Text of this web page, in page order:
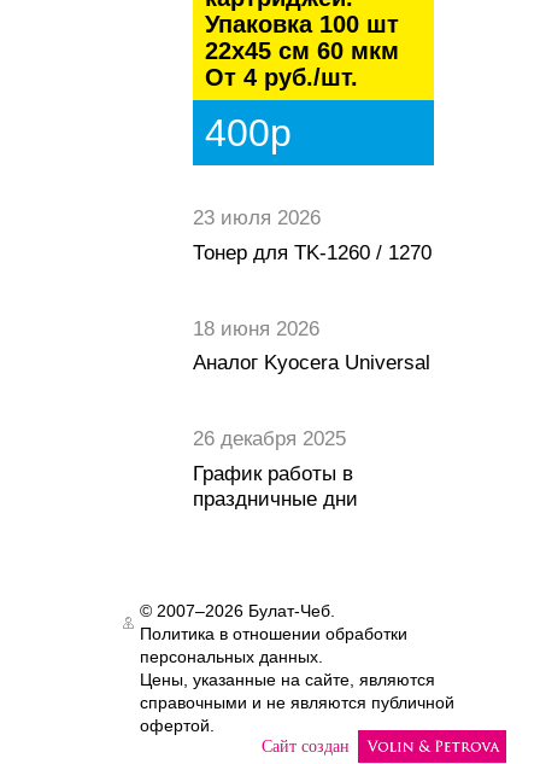
Упаковка 100 шт
22х45 см 60 мкм
От 4 руб./шт.
400р
23 июля 2026
Тонер для TK-1260 / 1270
18 июня 2026
Аналог Kyocera Universal
26 декабря 2025
График работы в
праздничные дни
Сайт создан
© 2007–2026 Булат-Чеб.
Политика в отношении обработки
персональных данных.
Цены, указанные на сайте, являются
справочными и не являются публичной
офертой.
Authorization